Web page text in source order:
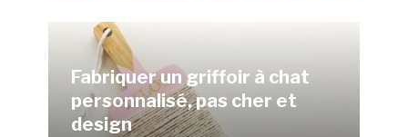
Fabriquer un griffoir à chat
personnalisé, pas cher et
design